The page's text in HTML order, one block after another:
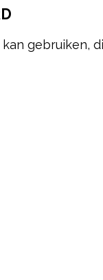
gebruiken,